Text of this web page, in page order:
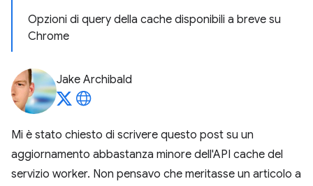
Opzioni di query della cache disponibili a breve su
Chrome
Jake Archibald
Mi è stato chiesto di scrivere questo post su un
aggiornamento abbastanza minore dell'API cache del
servizio worker. Non pensavo che meritasse un articolo a